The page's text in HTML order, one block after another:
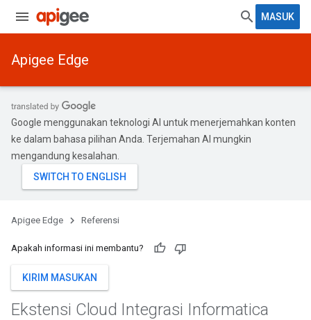
MASUK
Apigee Edge
Google menggunakan teknologi AI untuk menerjemahkan konten
ke dalam bahasa pilihan Anda. Terjemahan AI mungkin
mengandung kesalahan.
Apigee Edge Referensi
Apakah informasi ini membantu?
KIRIM MASUKAN
Ekstensi Cloud Integrasi Informatica